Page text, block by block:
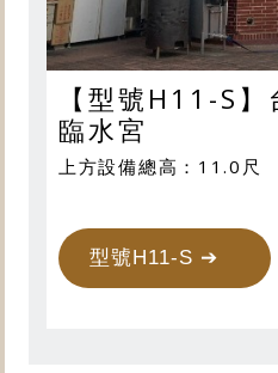
【型號H11-S
臨水宮
上方設備總高：11.0尺
型號H11-S ➔